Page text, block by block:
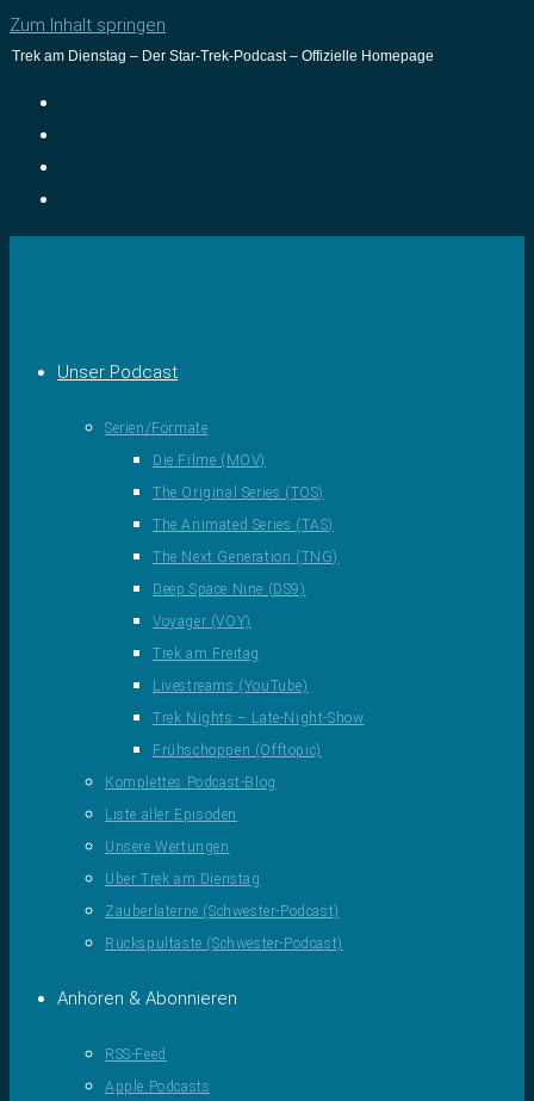
Zum Inhalt springen
Trek am Dienstag – Der Star-Trek-Podcast – Offizielle Homepage
Unser Podcast
Serien/Formate
Die Filme (MOV)
The Original Series (TOS)
The Animated Series (TAS)
The Next Generation (TNG)
Deep Space Nine (DS9)
Voyager (VOY)
Trek am Freitag
Livestreams (YouTube)
Trek Nights – Late-Night-Show
Frühschoppen (Offtopic)
Komplettes Podcast-Blog
Liste aller Episoden
Unsere Wertungen
Über Trek am Dienstag
Zauberlaterne (Schwester-Podcast)
Rückspultaste (Schwester-Podcast)
Anhören & Abonnieren
RSS-Feed
Apple Podcasts